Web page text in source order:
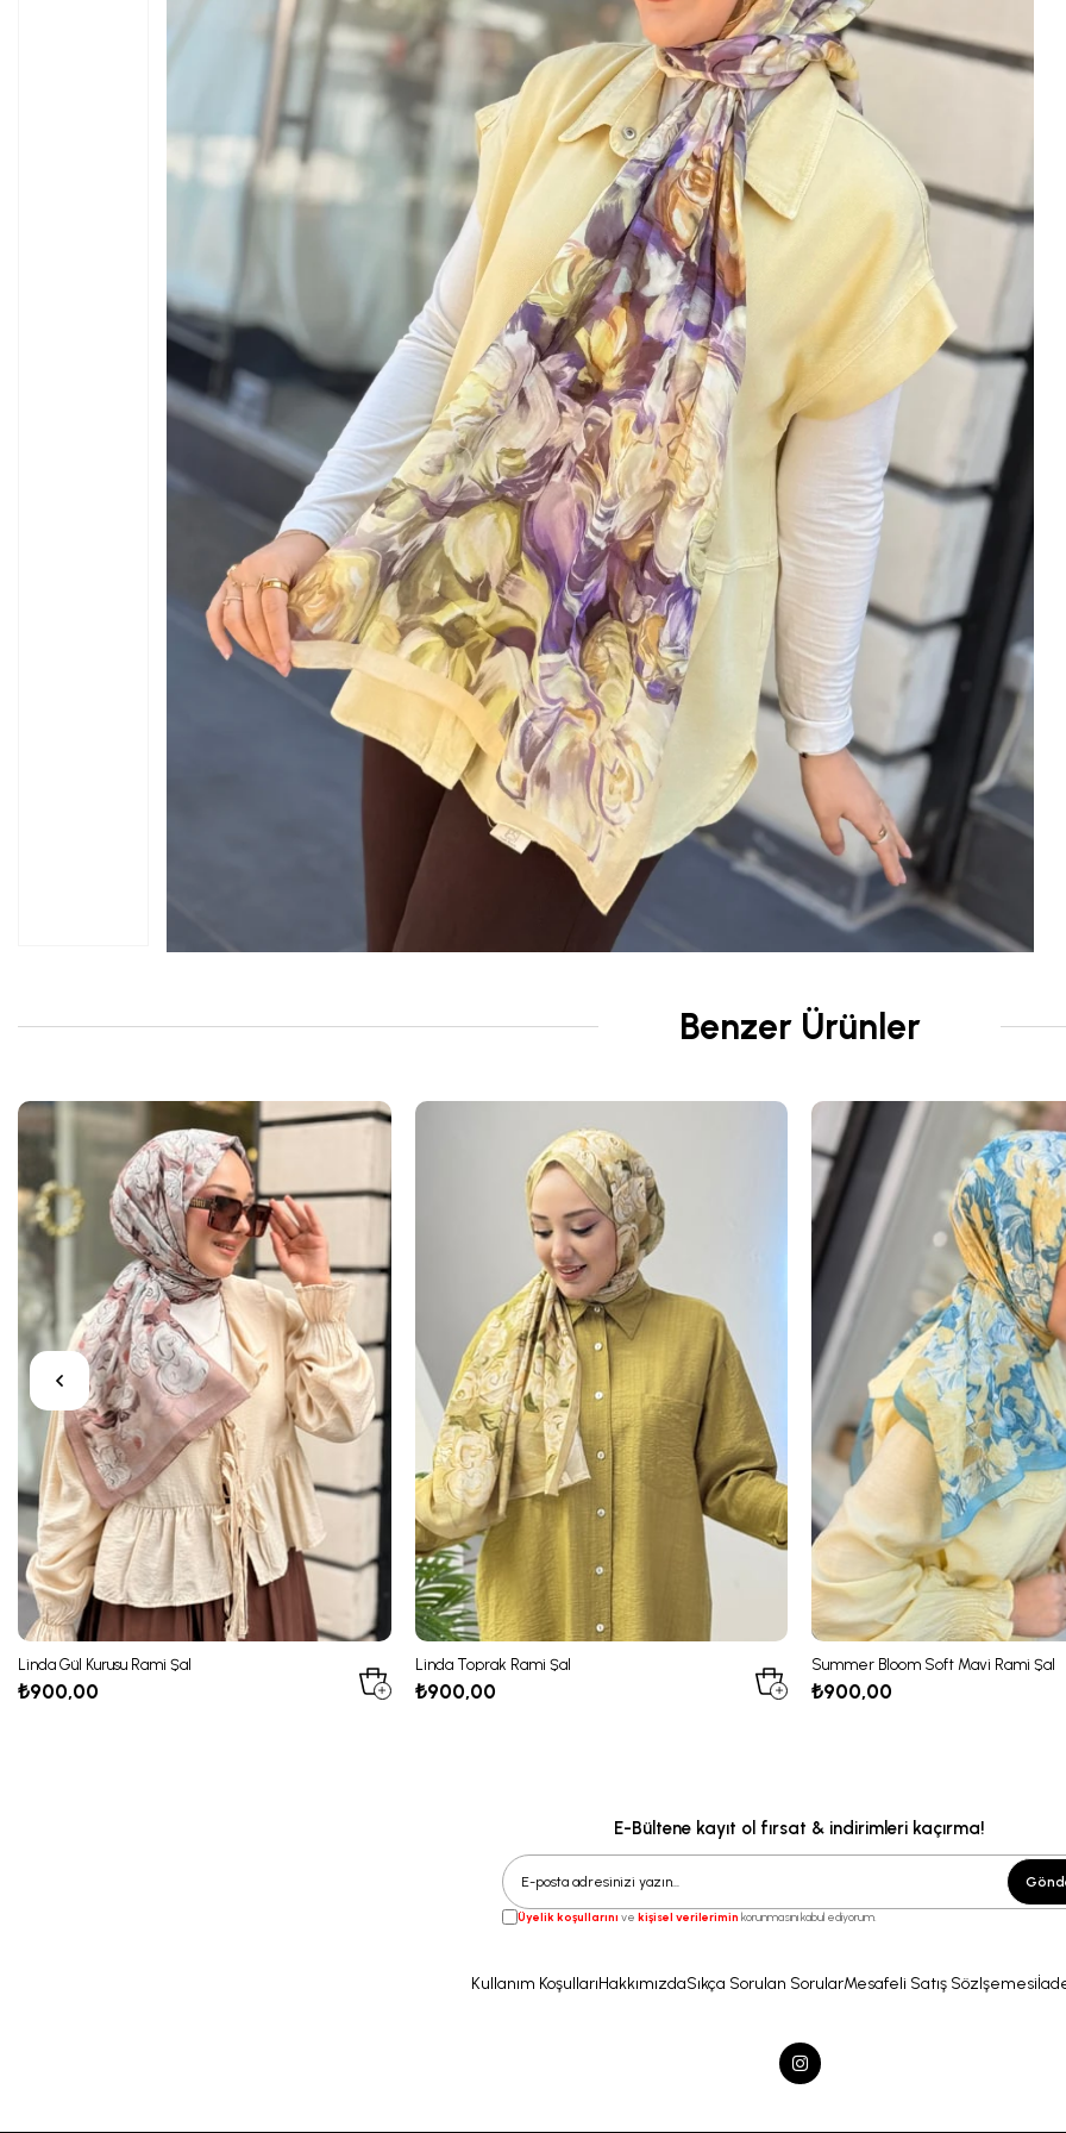
Benzer Ürünler
Linda Gül Kurusu Rami Şal
₺900,00
Linda Toprak Rami Şal
₺900,00
Summer Bloom Soft Mavi Rami Şal
₺900,00
E-Bültene kayıt ol fırsat & indirimleri kaçırma!
Üyelik koşullarını ve kişisel verilerimin korunmasını kabul ediyorum.
Kullanım KoşullarıHakkımızdaSıkça Sorulan SorularMesafeli Satış Sözlşemesi